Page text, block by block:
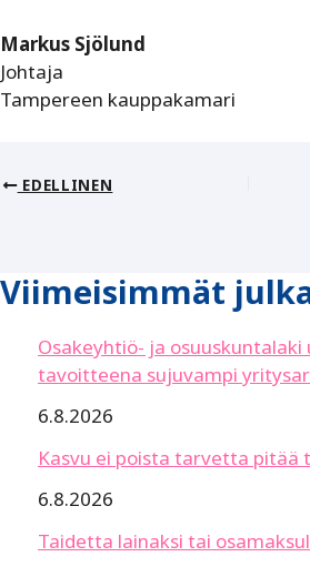
Markus Sjölund
Johtaja
Tampereen kauppakamari
EDELLINEN
Viimeisimmät
Osakeyhtiö- ja osuuskuntalaki
tavoitteena sujuvampi
6.8.2026
Kasvu ei poista tarvetta pitää
6.8.2026
Taidetta lainaksi tai